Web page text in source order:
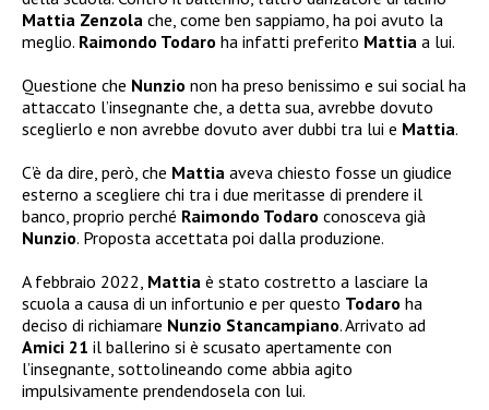
Mattia Zenzola che, come ben sappiamo, ha poi avuto la
meglio. Raimondo Todaro ha infatti preferito Mattia a lui.
Questione che Nunzio non ha preso benissimo e sui social ha
attaccato l’insegnante che, a detta sua, avrebbe dovuto
sceglierlo e non avrebbe dovuto aver dubbi tra lui e Mattia.
C’è da dire, però, che Mattia aveva chiesto fosse un giudice
esterno a scegliere chi tra i due meritasse di prendere il
banco, proprio perché Raimondo Todaro conosceva già
Nunzio. Proposta accettata poi dalla produzione.
A febbraio 2022, Mattia è stato costretto a lasciare la
scuola a causa di un infortunio e per questo Todaro ha
deciso di richiamare Nunzio Stancampiano. Arrivato ad
Amici 21 il ballerino si è scusato apertamente con
l’insegnante, sottolineando come abbia agito
impulsivamente prendendosela con lui.